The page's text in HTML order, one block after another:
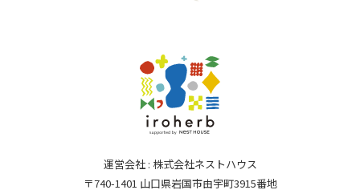
運営会社 : 株式会社ネストハウス
〒740-1401 山口県岩国市由宇町3915番地